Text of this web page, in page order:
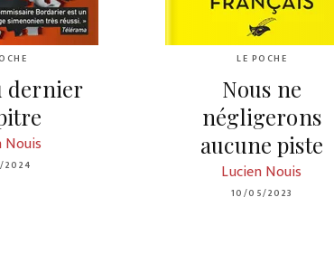
dernier
Nouis
2024
LE POCHE
Nous ne
négligerons
aucune piste
Lucien Nouis
10/05/2023